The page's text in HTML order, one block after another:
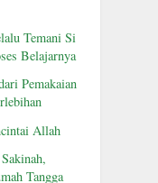
Temani Si
Belajarnya
Pemakaian
Allah
Tangga